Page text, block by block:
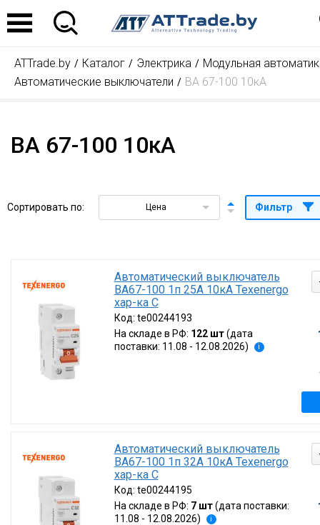
ATTrade.by Каталог Электрика
Модульная
Автоматические выключатели
ВА 67-100 10кА
ВА 67-100 10кА
Сортировать по: Цена Фильтр
Автоматический выключатель
ВА67-100 1п 25А 10кА Texenergo
хар-ка C
Код: te00244193
На складе в РФ: 122 шт (дата
поставки: 11.08 - 12.08.2026)
i
Автоматический выключатель
ВА67-100 1п 32А 10кА Texenergo
хар-ка C
Код: te00244195
На складе в РФ: 7 шт (дата поставки:
11.08 - 12.08.2026)
i
Подбор по
Номинальный ток,
10
(1)
25 (1)
(4)
Характеристика
Вид расцепителей
Тепловой и
Найдено товаров: